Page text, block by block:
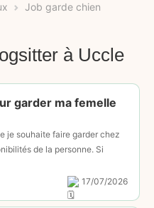
Job garde chien
à Uccle
garder ma femelle
je souhaite faire garder chez
de la personne. Si
17/07/2026